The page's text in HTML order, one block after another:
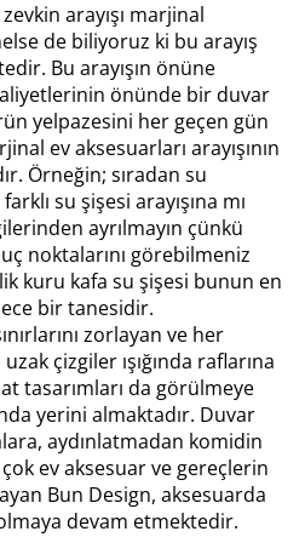
arayışı marjinal
de biliyoruz ki bu arayış
Bu arayışın önüne
önünde bir duvar
yelpazesini her geçen gün
ev aksesuarları arayışının
Örneğin; sıradan su
su şişesi arayışına mı
ayrılmayın çünkü
noktalarını görebilmeniz
kuru kafa su şişesi bunun en
bir tanesidir.
zorlayan ve her
çizgiler ışığında raflarına
tasarımları da görülmeye
yerini almaktadır. Duvar
aydınlatmadan komidin
ev aksesuarve gereçlerin
Bun Design, aksesuarda
devam etmektedir.